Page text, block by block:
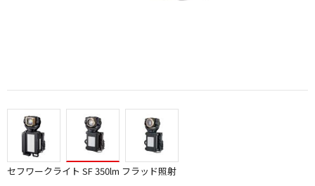
セフワークライト SF 350lm フラッド照射